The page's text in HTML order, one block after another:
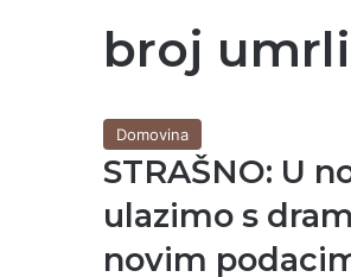
broj
Domovina
STRAŠNO: U
ulazimo s
novim